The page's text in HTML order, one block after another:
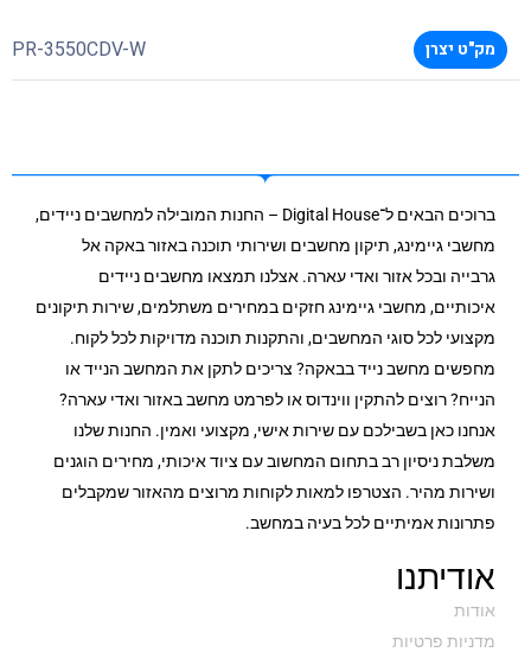
מק"ט יצרן PR-3550CDV-W
ברוכים הבאים ל־Digital House – החנות המובילה למחשבים ניידים,
מחשבי גיימינג, תיקון מחשבים ושירותי תוכנה באזור באקה אל
גרבייה ובכל אזור ואדי עארה. אצלנו תמצאו מחשבים ניידים
איכותיים, מחשבי גיימינג חזקים במחירים משתלמים, שירות תיקונים
מקצועי לכל סוגי המחשבים, והתקנות תוכנה מדויקות לכל לקוח.
מחפשים מחשב נייד בבאקה? צריכים לתקן את המחשב הנייד או
הנייח? רוצים להתקין ווינדוס או לפרמט מחשב באזור ואדי עארה?
אנחנו כאן בשבילכם עם שירות אישי, מקצועי ואמין. החנות שלנו
משלבת ניסיון רב בתחום המחשוב עם ציוד איכותי, מחירים הוגנים
ושירות מהיר. הצטרפו למאות לקוחות מרוצים מהאזור שמקבלים
פתרונות אמיתיים לכל בעיה במחשב.
אודיתנו
אודות
מדניות פרטיות